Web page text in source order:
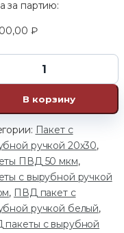
за партию:
₽
В корзину
Пакет с
ручкой 20х30,
ПВД 50 мкм,
с вырубной ручкой
, ПВД пакет с
ручкой белый,
с вырубной